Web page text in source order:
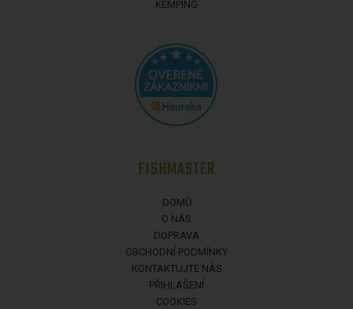
KEMPING
FISHMASTER
DOMŮ
O NÁS
DOPRAVA
OBCHODNÍ PODMÍNKY
KONTAKTUJTE NÁS
PŘIHLÁŠENÍ
COOKIES